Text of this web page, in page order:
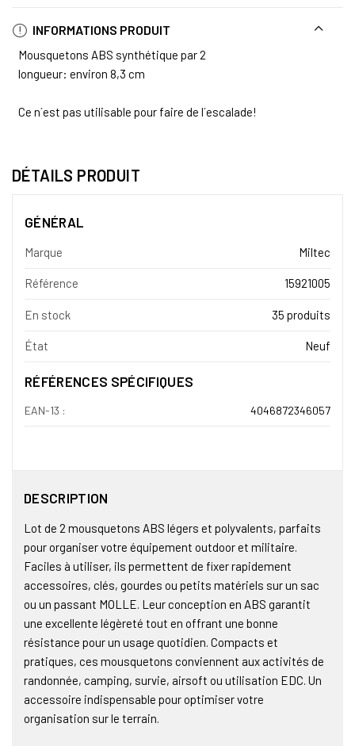
INFORMATIONS PRODUIT
Mousquetons ABS synthétique par 2
longueur: environ 8,3 cm
Ce n´est pas utilisable pour faire de l´escalade!
DÉTAILS PRODUIT
GÉNÉRAL
Marque Miltec
Référence 15921005
En stock 35 produits
État Neuf
RÉFÉRENCES SPÉCIFIQUES
EAN-13 : 4046872346057
DESCRIPTION
Lot de 2 mousquetons ABS légers et polyvalents, parfaits
pour organiser votre équipement outdoor et militaire.
Faciles à utiliser, ils permettent de fixer rapidement
accessoires, clés, gourdes ou petits matériels sur un sac
ou un passant MOLLE. Leur conception en ABS garantit
une excellente légèreté tout en offrant une bonne
résistance pour un usage quotidien. Compacts et
pratiques, ces mousquetons conviennent aux activités de
randonnée, camping, survie, airsoft ou utilisation EDC. Un
accessoire indispensable pour optimiser votre
organisation sur le terrain.